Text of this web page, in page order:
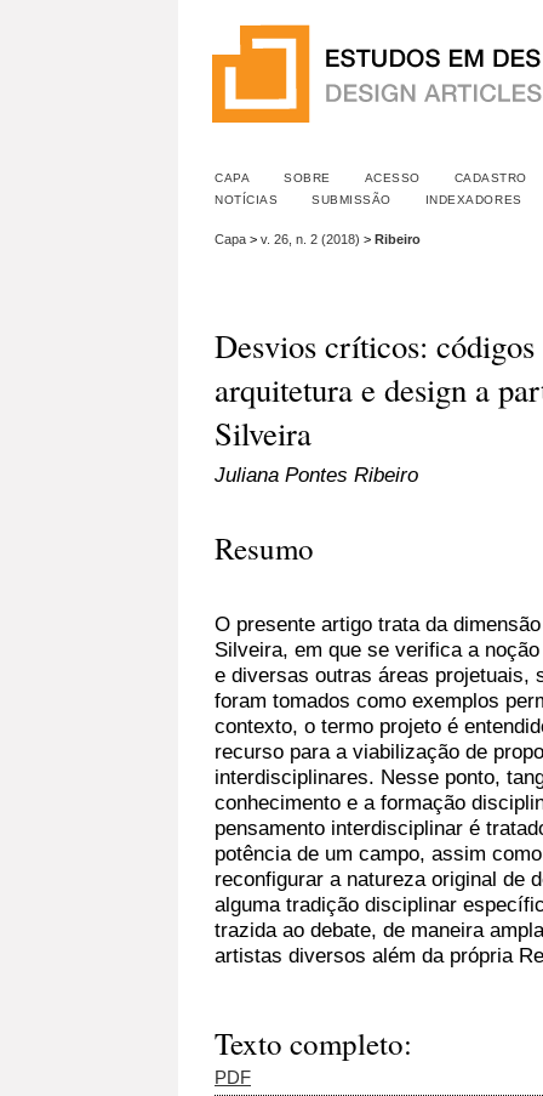
CAPA SOBRE ACESSO
CADASTRO
NOTÍCIAS
SUBMISSÃO INDEXADORES
Capa > v. 26, n. 2 (2018) > Ribeiro
Desvios críticos:
arquitetura e design a
Silveira
Juliana Pontes Ribeiro
Resumo
O presente artigo trata da
Silveira, em que se verifica a
e diversas outras áreas projetuais,
foram tomados como exemplos
contexto, o termo projeto é
recurso para a viabilização de
interdisciplinares. Nesse ponto,
conhecimento e a formação
pensamento interdisciplinar é
potência de um campo, assim
reconfigurar a natureza original de
alguma tradição disciplinar
trazida ao debate, de maneira
artistas diversos além da própria
Texto completo:
PDF